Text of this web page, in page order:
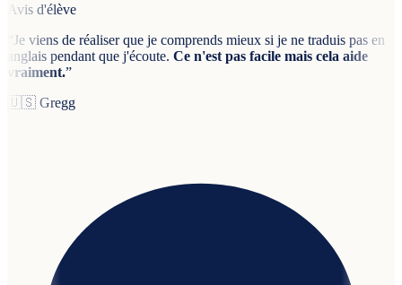
Avis d'élève
Je viens de réaliser que je comprends mieux si je ne traduis pas en
anglais pendant que j'écoute. Ce n'est pas facile mais cela aide
vraiment.”
🇺🇸 Gregg